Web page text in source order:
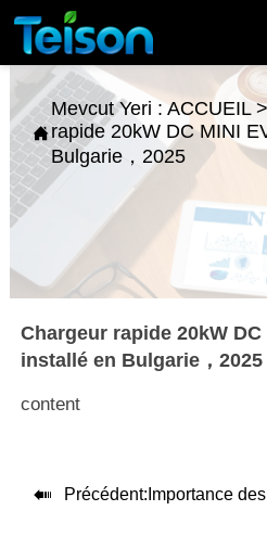

Mevcut Yeri :ACCUEIL
rapide 20kW DC MINI
Bulgarie，2025
Chargeur rapide 20kW DC
installé en Bulgarie，2025
content
 Précédent: Importance des solutions de